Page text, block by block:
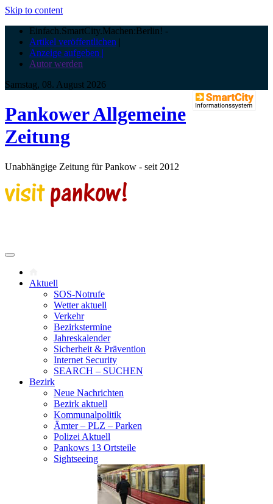
Skip to content
Einfach.SmartCity.Machen:Berlin! -
Artikel veröffentlichen |
Anzeige aufgeben |
Autor werden
Samstag, 08. August 2026
Pankower Allgemeine
Zeitung
Unabhängige Zeitung für Pankow - seit 2012
Aktuell
SOS-Notrufe
Wetter aktuell
Verkehr
Bezirkstermine
Jahreskalender
Sicherheit & Prävention
Internet Security
SEARCH – SUCHEN
Bezirk
Neue Nachrichten
Bezirk aktuell
Kommunalpolitik
Ämter – PLZ – Parken
Polizei Aktuell
Pankows 13 Ortsteile
Sightseeing